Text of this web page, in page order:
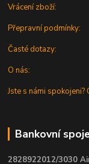
Vrácení zboží:
Přepravní podmínky:
Časté dotazy:
O nás:
Jste s námi spokojeni?
Bankovní
2828922012/3030